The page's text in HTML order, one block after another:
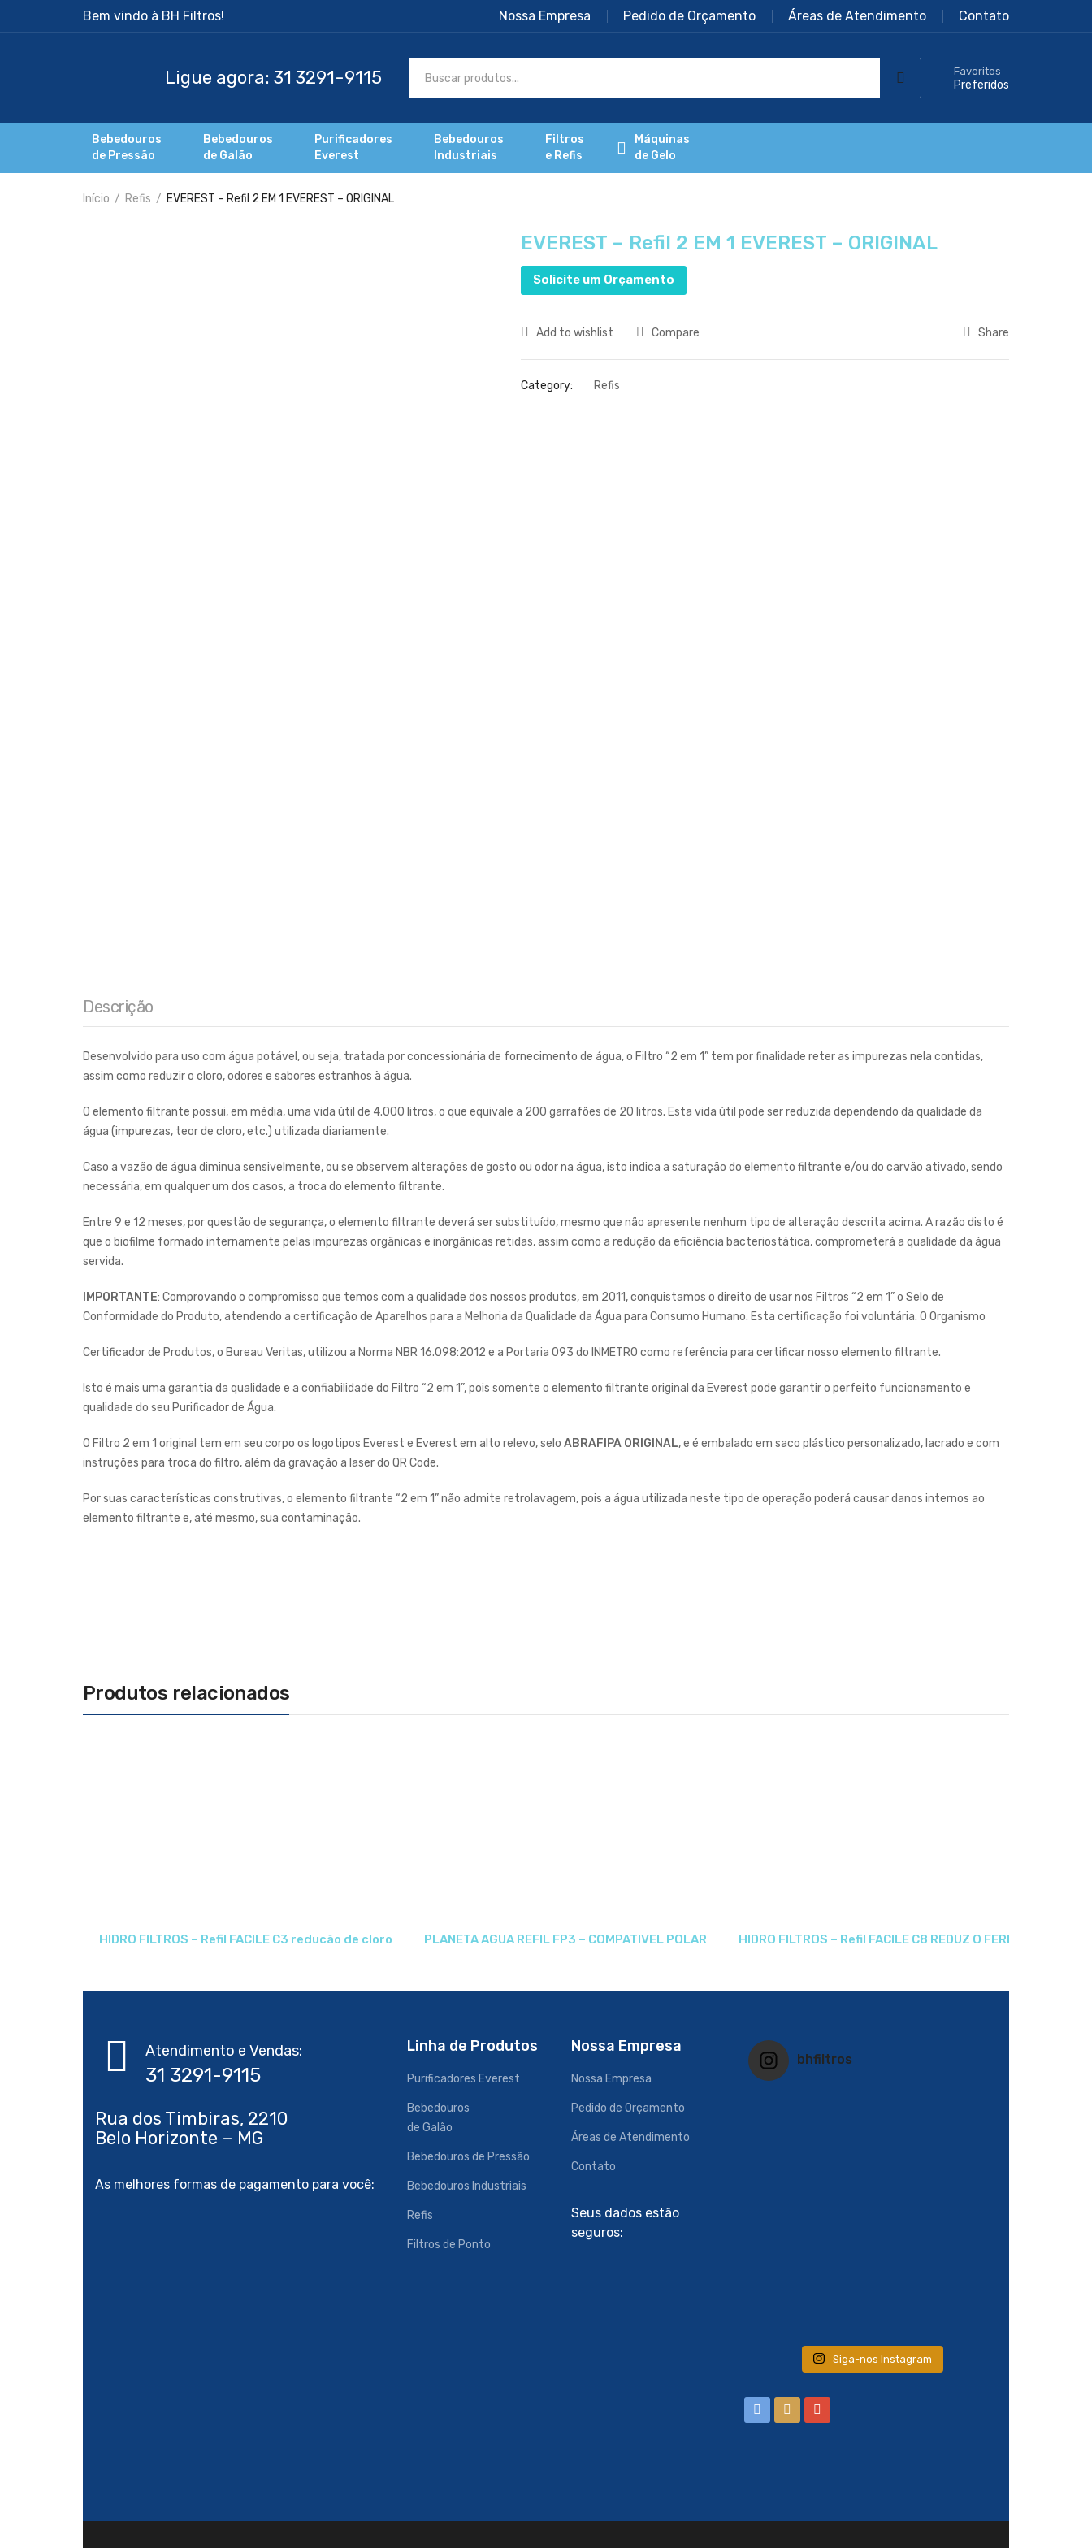
Bem vindo à BH Filtros! Nossa Empresa Pedido de Orçamento Áreas de Atendimento Contato
Favoritos
Preferidos
Bebedouros
de Pressão
Bebedouros
de Galão
Purificadores
Everest
Bebedouros
Industriais
Filtros
e Refis
Máquinas
de Gelo
Início Refis EVEREST – Refil 2 EM 1 EVEREST – ORIGINAL
EVEREST – Refil 2 EM 1 EVEREST – ORIGINAL
Solicite um Orçamento
Add to wishlist Compare Share
Category: Refis
Descrição
Desenvolvido para uso com água potável, ou seja, tratada por concessionária de fornecimento de água, o Filtro “2 em 1” tem por finalidade reter as impurezas nela contidas,
assim como reduzir o cloro, odores e sabores estranhos à água.
O elemento filtrante possui, em média, uma vida útil de 4.000 litros, o que equivale a 200 garrafões de 20 litros. Esta vida útil pode ser reduzida dependendo da qualidade da
água (impurezas, teor de cloro, etc.) utilizada diariamente.
Caso a vazão de água diminua sensivelmente, ou se observem alterações de gosto ou odor na água, isto indica a saturação do elemento filtrante e/ou do carvão ativado, sendo
necessária, em qualquer um dos casos, a troca do elemento filtrante.
Entre 9 e 12 meses, por questão de segurança, o elemento filtrante deverá ser substituído, mesmo que não apresente nenhum tipo de alteração descrita acima. A razão disto é
que o biofilme formado internamente pelas impurezas orgânicas e inorgânicas retidas, assim como a redução da eficiência bacteriostática, comprometerá a qualidade da água
servida.
IMPORTANTE: Comprovando o compromisso que temos com a qualidade dos nossos produtos, em 2011, conquistamos o direito de usar nos Filtros “2 em 1” o Selo de
Conformidade do Produto, atendendo a certificação de Aparelhos para a Melhoria da Qualidade da Água para Consumo Humano. Esta certificação foi voluntária. O Organismo
Certificador de Produtos, o Bureau Veritas, utilizou a Norma NBR 16.098:2012 e a Portaria 093 do INMETRO como referência para certificar nosso elemento filtrante.
Isto é mais uma garantia da qualidade e a confiabilidade do Filtro “2 em 1”, pois somente o elemento filtrante original da Everest pode garantir o perfeito funcionamento e
qualidade do seu Purificador de Água.
O Filtro 2 em 1 original tem em seu corpo os logotipos Everest e Everest em alto relevo, selo ABRAFIPA ORIGINAL, e é embalado em saco plástico personalizado, lacrado e com
instruções para troca do filtro, além da gravação a laser do QR Code.
Por suas características construtivas, o elemento filtrante “2 em 1” não admite retrolavagem, pois a água utilizada neste tipo de operação poderá causar danos internos ao
elemento filtrante e, até mesmo, sua contaminação.
Produtos relacionados
HIDRO FILTROS – Refil FACILE C3 redução de cloro PLANETA AGUA REFIL FP3 – COMPATIVEL POLAR HIDRO FILTROS – Refil FACILE C8 REDUZ O FERRO E
Atendimento e Vendas:
Rua dos Timbiras, 2210
As melhores formas de pagamento para você:
Linha de Produtos
Purificadores Everest
Bebedouros
de Galão
Bebedouros de Pressão
Bebedouros Industriais
Refis
Filtros de Ponto
Nossa Empresa
Nossa Empresa
Pedido de Orçamento
Áreas de Atendimento
Contato
Seus dados estão
seguros:
bhfiltros
Siga-nos Instagram